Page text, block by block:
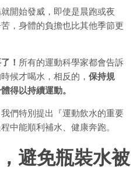
開始發威，即使是晨跑或夜
，身體的負擔也比其他季節更
！ 所有的運動科學家都會告訴
候才喝水，相反的， 保持規
得以持續運動。
們特別提出『運動飲水的重要
中能順利補水、健康奔跑。
避免瓶裝水被